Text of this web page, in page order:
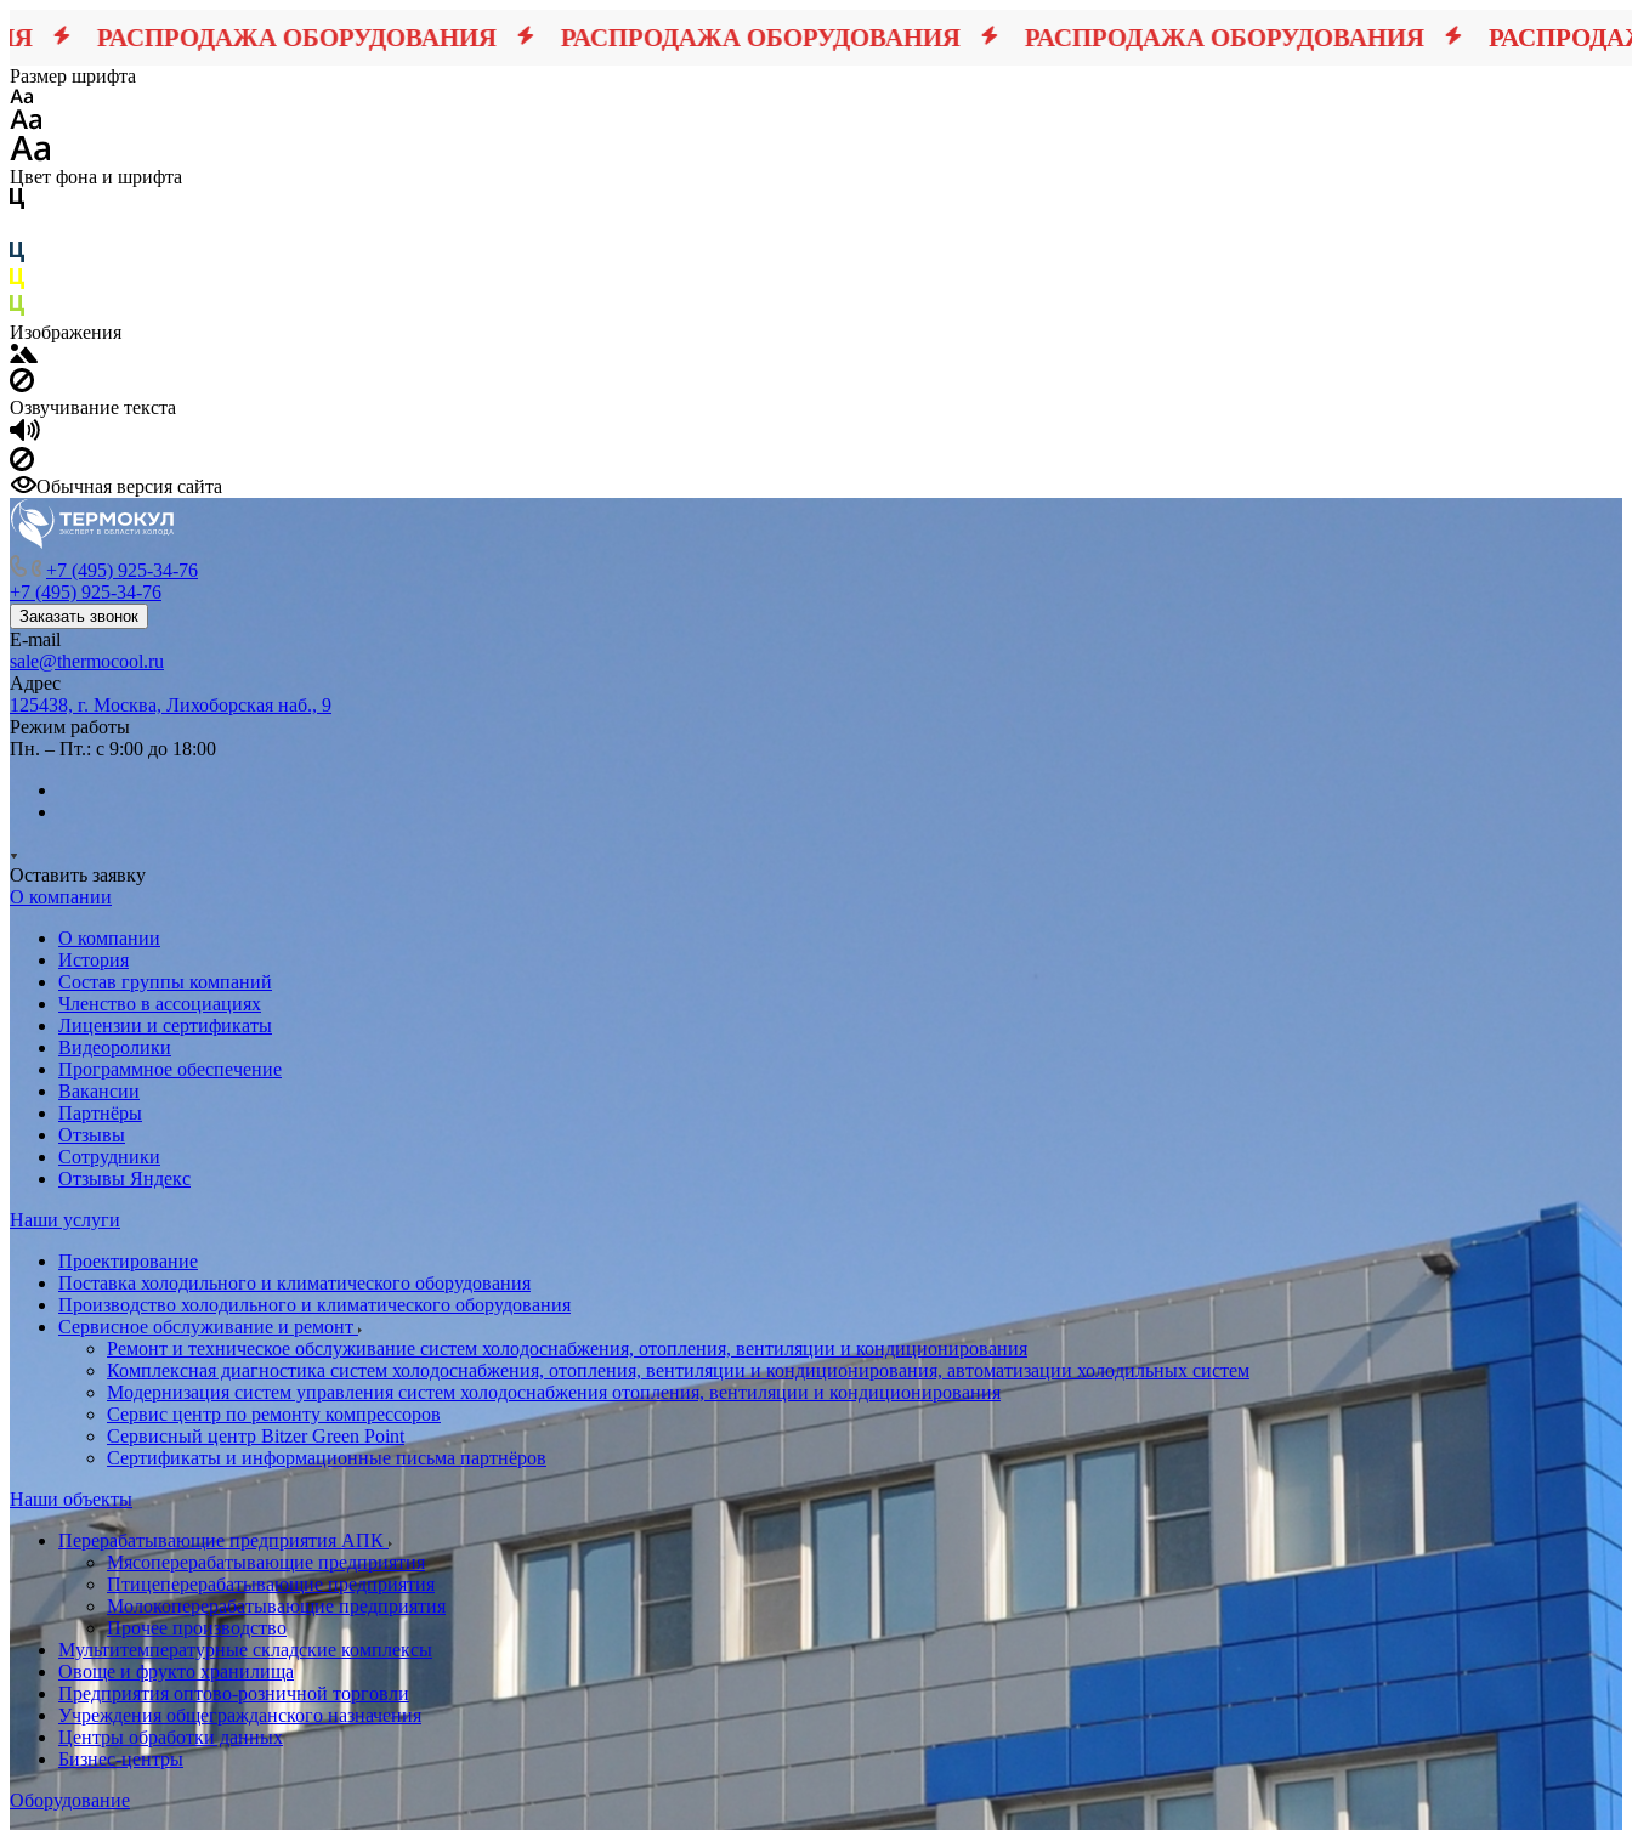
РАСПРОДАЖА ОБОРУДОВАНИЯ РАСПРОДАЖА ОБОРУДОВАНИЯ РАСПРОДАЖА ОБОРУДОВАНИЯ РАСПРОДАЖА
Размер шрифта
Цвет фона и шрифта
Изображения
Озвучивание текста
Обычная версия сайта
+7 (495) 925-34-76
+7 (495) 925-34-76
Заказать звонок
E-mail
sale@thermocool.ru
Адрес
125438, г. Москва, Лихоборская наб., 9
Режим работы
Пн. – Пт.: с 9:00 до 18:00
Оставить заявку
О компании
О компании
История
Состав группы компаний
Членство в ассоциациях
Лицензии и сертификаты
Видеоролики
Программное обеспечение
Вакансии
Партнёры
Отзывы
Сотрудники
Отзывы Яндекс
Наши услуги
Проектирование
Поставка холодильного и климатического оборудования
Производство холодильного и климатического оборудования
Сервисное обслуживание и ремонт
Ремонт и техническое обслуживание систем холодоснабжения, отопления, вентиляции и кондиционирования
Комплексная диагностика систем холодоснабжения, отопления, вентиляции и кондиционирования, автоматизации холодильных систем
Модернизация систем управления систем холодоснабжения отопления, вентиляции и кондиционирования
Сервис центр по ремонту компрессоров
Сервисный центр Bitzer Green Point
Сертификаты и информационные письма партнёров
Наши объекты
Перерабатывающие предприятия АПК
Мясоперерабатывающие предприятия
Птицеперерабатывающие предприятия
Молокоперерабатывающие предприятия
Прочее производство
Мультитемпературные складские комплексы
Овоще и фрукто хранилища
Предприятия оптово-розничной торговли
Учреждения общегражданского назначения
Центры обработки данных
Бизнес-центры
Оборудование